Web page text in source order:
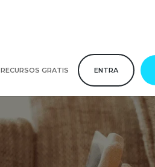
RECURSOS GRATIS ENTRA